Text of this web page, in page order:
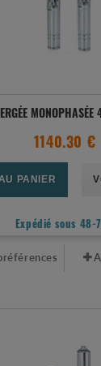
1140.30 €
PANIER
Expédié sous 48-